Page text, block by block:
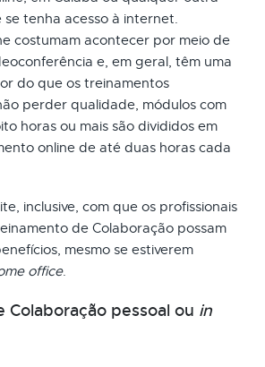
tenha acesso à internet.
costumam acontecer por meio de
e, em geral, têm uma
do que os treinamentos
perder qualidade, módulos com
horas ou mais são divididos em
online de até duas horas cada
inclusive, com que os profissionais
de Colaboração possam
mesmo se estiverem
office.
Colaboração pessoal ou in